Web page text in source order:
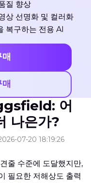
질 향상
상 선명화 및 컬러화
복구하는 전용 AI
어
나은가?
07-20 18:19:26
줄 수준에 도달했지만,
필요한 저해상도 출력